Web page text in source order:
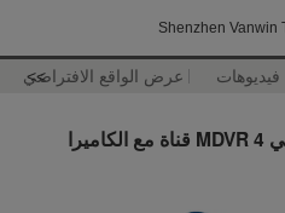
Shenzhen Vanwin
فيديوهات عرض الواقع الافتراضي
>>